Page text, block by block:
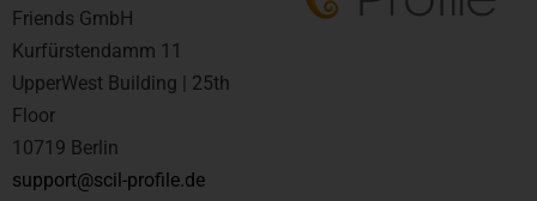
Friends GmbH
Kurfürstendamm 11
UpperWest Building | 25th
Floor
10719 Berlin
support@scil-profile.de